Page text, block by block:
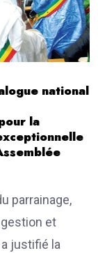
national
la
parrainage,
et
justifié la